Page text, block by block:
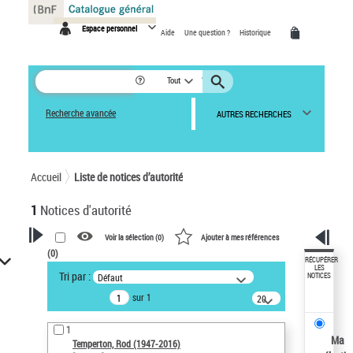
Espace personnel Aide Une question ? Historique
Tout
Recherche avancée AUTRES RECHERCHES
Accueil Liste de notices d’autorité
1 Notices d'autorité
VOTRE RECHERCHE
Recherche avancée dans les
notices d’autorité
Œuvres liées à l'auteur :
Temperton, Rod (1947-2016)
Voir la sélection (0) Ajouter à mes références
(0)
Tri par : Défaut
sur 1
20
résultats/page
1
Temperton, Rod (1947-2016)
RÉCUPÉRER
LES
NOTICES
Ma
Panneau de gestion des cookies